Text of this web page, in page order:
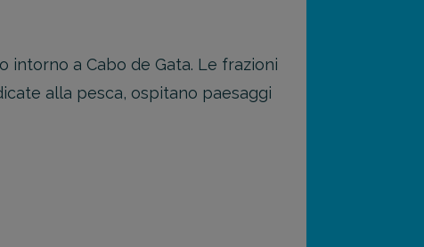
intorno a Cabo de Gata. Le frazioni
alla pesca, ospitano paesaggi